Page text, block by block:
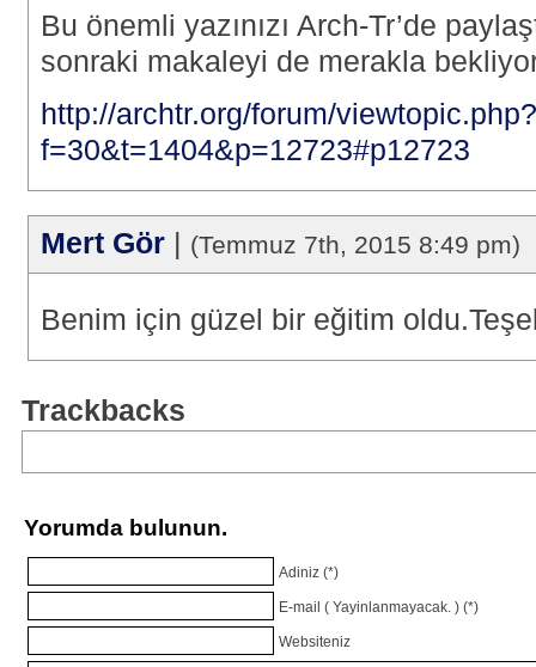
Bu önemli yazınızı Arch-Tr’de
sonraki makaleyi de merakla
http://archtr.org/forum/viewtopic.php?
f=30&t=1404&p=12723#p12723
Mert Gör (Temmuz 7th, 2015 8:49 pm)
Benim için güzel bir eğitim
Trackbacks
Yorumda bulunun.
Adiniz (*)
E-mail ( Yayinlanmayacak. ) (*)
Websiteniz